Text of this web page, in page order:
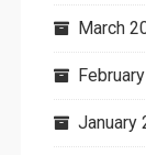
March
January